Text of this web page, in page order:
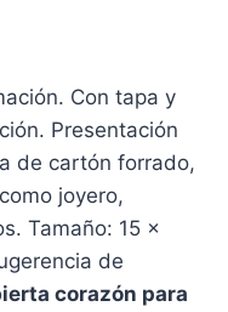
Con tapa y
Presentación
de cartón forrado,
joyero,
Tamaño: 15 x
de
corazón para